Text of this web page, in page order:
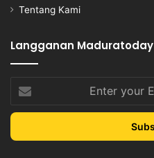
Tentang Kami
Langganan Maduratoday
Enter
your
Email